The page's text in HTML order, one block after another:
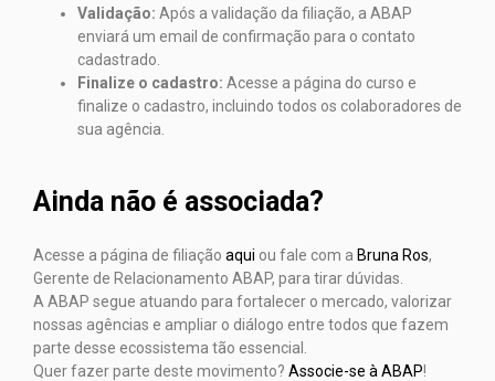
Validação: Após a validação da filiação, a ABAP
enviará um email de confirmação para o contato
cadastrado.
Finalize o cadastro: Acesse a página do curso e
finalize o cadastro, incluindo todos os colaboradores de
sua agência.
Ainda não é associada?
Acesse a página de filiação aqui ou fale com a Bruna Ros,
Gerente de Relacionamento ABAP, para tirar dúvidas.
A ABAP segue atuando para fortalecer o mercado, valorizar
nossas agências e ampliar o diálogo entre todos que fazem
parte desse ecossistema tão essencial.
Quer fazer parte deste movimento? Associe-se à ABAP!